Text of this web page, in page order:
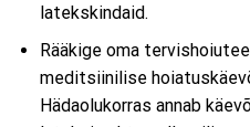
latekskindaid.
Rääkige oma
meditsiinilise
Hädaolukorras annab